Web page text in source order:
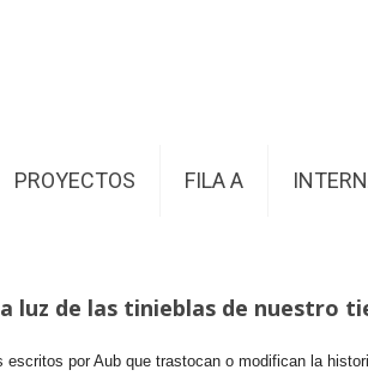
PROYECTOS FILA A
luz de las tinieblas de nuestro
por Aub que trastocan o modifican la